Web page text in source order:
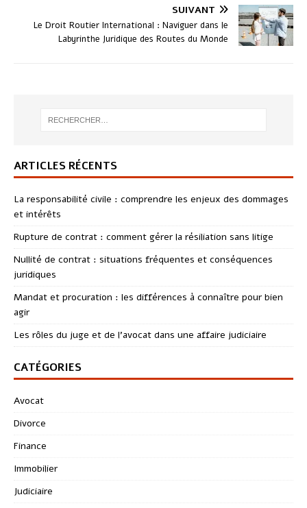
SUIVANT
Le Droit Routier International : Naviguer dans le
Labyrinthe Juridique des Routes du Monde
ARTICLES RÉCENTS
La responsabilité civile : comprendre les enjeux des dommages
et intérêts
Rupture de contrat : comment gérer la résiliation sans litige
Nullité de contrat : situations fréquentes et conséquences
juridiques
Mandat et procuration : les différences à connaître pour bien
agir
Les rôles du juge et de l’avocat dans une affaire judiciaire
CATÉGORIES
Avocat
Divorce
Finance
Immobilier
Judiciaire